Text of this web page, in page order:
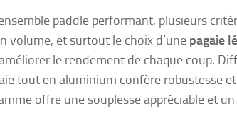
paddle performant, plusieurs
volume, et surtout le choix d’une pagaie
le rendement de chaque coup.
tout en aluminium confère robustesse
offre une souplesse appréciable et